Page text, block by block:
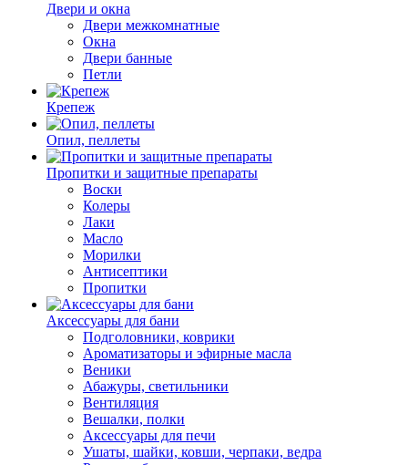
Двери и окна
Двери межкомнатные
Окна
Двери банные
Петли
Крепеж
Опил, пеллеты
Пропитки и защитные препараты
Воски
Колеры
Лаки
Масло
Морилки
Антисептики
Пропитки
Аксессуары для бани
Подголовники, коврики
Ароматизаторы и эфирные масла
Веники
Абажуры, светильники
Вентиляция
Вешалки, полки
Аксессуары для печи
Ушаты, шайки, ковши, черпаки, ведра